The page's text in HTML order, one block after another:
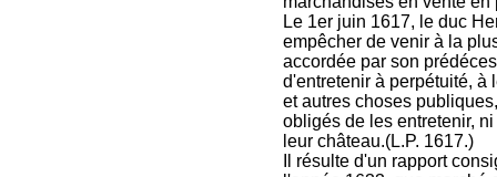
Le 1er juin 1617, le duc
empêcher de venir à la
accordée par son
d'entretenir à perpétuité, à
et autres choses
obligés de les entretenir,
leur château.(L.P. 1617.)
Il résulte d'un rapport